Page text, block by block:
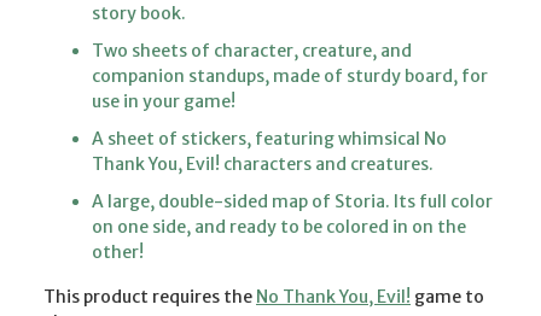
story book.
Two sheets of character, creature, and
companion standups, made of sturdy board, for
use in your game!
A sheet of stickers, featuring whimsical No
Thank You, Evil! characters and creatures.
A large, double-sided map of Storia. Its full color
on one side, and ready to be colored in on the
other!
This product requires the No Thank You, Evil! game to